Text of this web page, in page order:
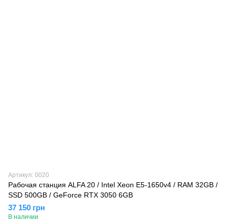
Артикул: 0020
Рабочая станция ALFA 20 / Intel Xeon E5-1650v4 / RAM 32GB /
SSD 500GB / GeForce RTX 3050 6GB
37 150 грн
В наличии